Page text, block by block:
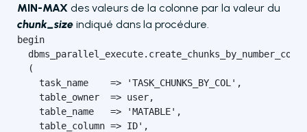
MIN-MAX des valeurs de la colonne par la valeur du
chunk_size indiqué dans la procédure.
begin
dbms_parallel_execute.create_chunks_by_number_col
(
task_name    => 'TASK_CHUNKS_BY_COL',
table_owner  => user,
table_name   => 'MATABLE',
table_column => ID',